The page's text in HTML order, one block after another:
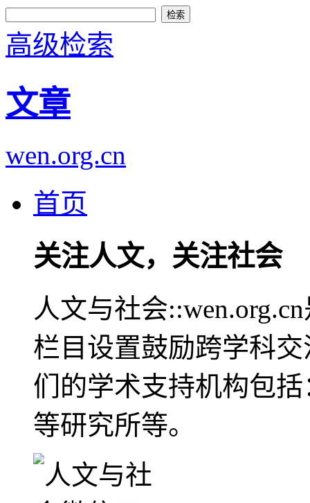
高级检索
文章
wen.org.cn
首页
关注人文，关注社会
人文与社会
栏目设置鼓励跨学科
们的学术支持机构包
等研究所等。